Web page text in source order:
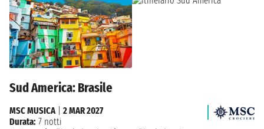
Sud America: Brasile
MSC MUSICA| 2 MAR 2027
Durata: 7 notti